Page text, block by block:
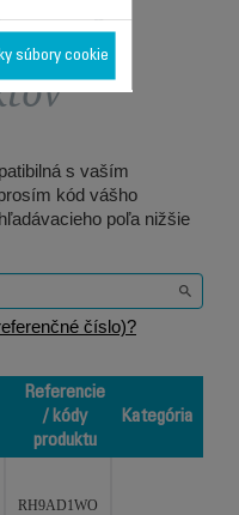
pre 1
s vaším
kód vášho
poľa nižšie
číslo)?
Referencie
/ kódy
produktu
Kategória
RH9AD1WO
súbory cookie